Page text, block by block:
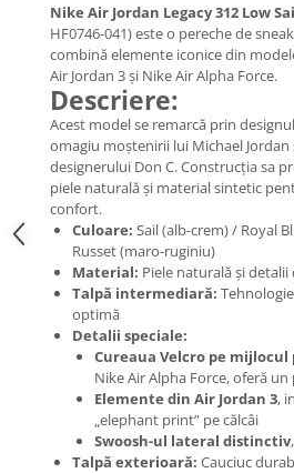
Nike Air Jordan Legacy 312 Low
HF0746-041) este o pereche de
combină elemente iconice din
Air Jordan 3 și Nike Air Alpha Force.
Descriere:
Acest model se remarcă prin
omagiu moștenirii lui Michael
designerului Don C. Construcția sa
piele naturală și material sintetic
confort.
Culoare: Sail (alb-crem) / Royal
Russet (maro-ruginiu)
Material: Piele naturală și
Talpă intermediară:
optimă
Detalii speciale:
Cureaua Velcro pe
Nike Air Alpha Force, oferă
Elemente din Air Jordan 3,
„elephant print” pe călcâi
Swoosh-ul lateral distinctiv
Talpă exterioară: Cauciuc